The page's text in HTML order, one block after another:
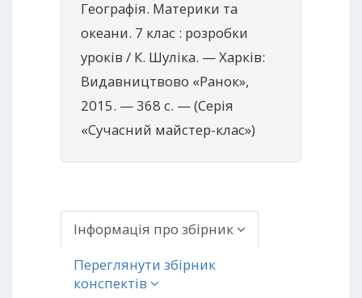
Географія. Материки та
океани. 7 клас : розробки
уроків / К. Шуліка. — Xарків:
Видавництвово «Ранок»,
2015. — 368 с. — (Серія
«Сучасний майстер-клас»)
Інформація про збірник
Переглянути збірник
конспектів